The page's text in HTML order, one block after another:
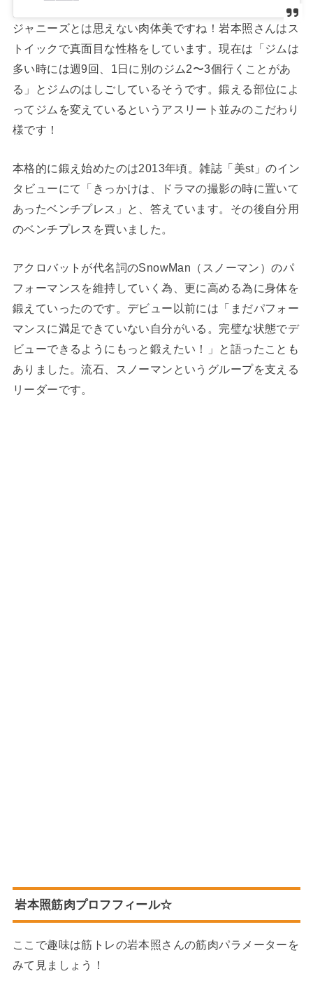
ジャニーズとは思えない肉体美ですね！岩本照さんはス
トイックで真面目な性格をしています。現在は「ジムは
多い時には週9回、1日に別のジム2〜3個行くことがあ
る」とジムのはしごしているそうです。鍛える部位によ
ってジムを変えているというアスリート並みのこだわり
様です！
本格的に鍛え始めたのは2013年頃。雑誌「美st」のイン
タビューにて「きっかけは、ドラマの撮影の時に置いて
あったベンチプレス」と、答えています。その後自分用
のベンチプレスを買いました。
アクロバットが代名詞のSnowMan（スノーマン）のパ
フォーマンスを維持していく為、更に高める為に身体を
鍛えていったのです。デビュー以前には「まだパフォー
マンスに満足できていない自分がいる。完璧な状態でデ
ビューできるようにもっと鍛えたい！」と語ったことも
ありました。流石、スノーマンというグループを支える
リーダーです。
岩本照筋肉プロフフィール☆
ここで趣味は筋トレの岩本照さんの筋肉パラメーターを
みて見ましょう！